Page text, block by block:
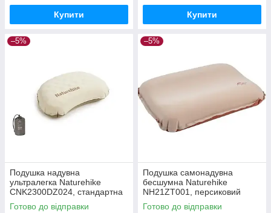
Купити Купити
–5%
Подушка надувна
ультралегка Naturehike
CNK2300DZ024, стандартна
Готово до відправки
–5%
Подушка самонадувна
бесшумна Naturehike
NH21ZT001, персиковий
Готово до відправки